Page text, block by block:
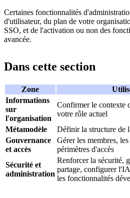
Certaines fonctionnalités
d'utilisateur, du plan de votre
SSO, et de l'activation ou non des
avancée.
Dans cette section
Zone
Informations
sur
l'organisation
Confirmer le contexte
votre rôle actuel
Métamodèle
Définir la structure de
Gouvernance
et accès
Gérer les membres,
périmètres d'accès
Sécurité et
administration
Renforcer la sécurité,
partage, configurer
les fonctionnalités